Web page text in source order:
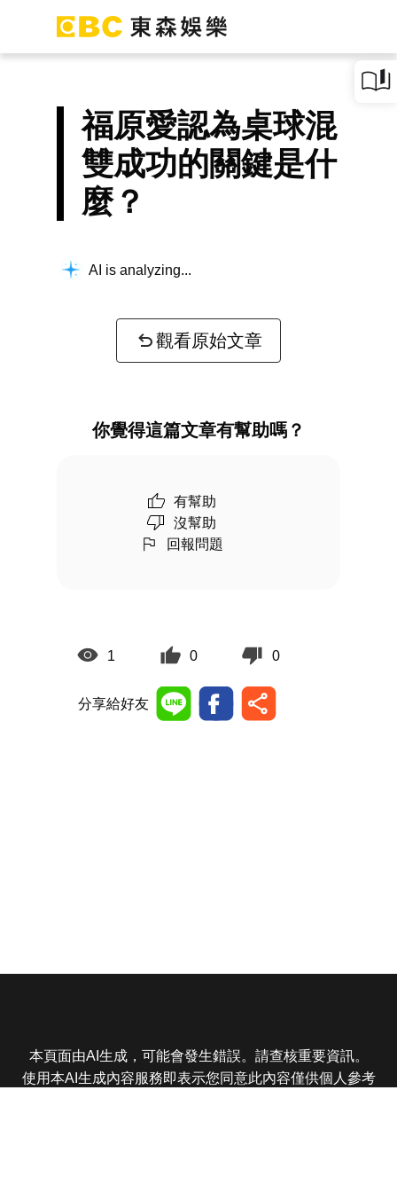
福原愛認為桌球混
雙成功的關鍵是什
麼？
AI is analyzing...
觀看原始文章
你覺得這篇文章有幫助嗎？
有幫助
沒幫助
回報問題
1 0 0
分享給好友
本頁面由AI生成，可能會發生錯誤。請查核重要資訊。
使用本AI生成內容服務即表示您同意此內容僅供個人參考